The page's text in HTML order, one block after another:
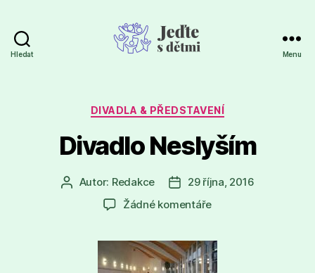
Hledat Menu
Rubriky
DIVADLA & PŘEDSTAVENÍ
Divadlo Neslyším
Autor
příspěvku
Autor: Redakce
Datum
příspěvku
29 října, 2016
Žádné komentářeu
názvem
Divadlo